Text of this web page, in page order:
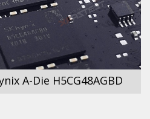
A-Die H5CG48AGBD